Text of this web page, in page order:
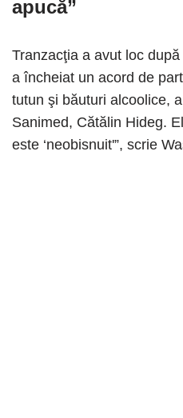
apucă”
Tranzacţia a avut loc
a încheiat un acord de
tutun şi băuturi alcoolice,
Sanimed, Cătălin Hideg.
este ‘neobisnuit'”, scrie